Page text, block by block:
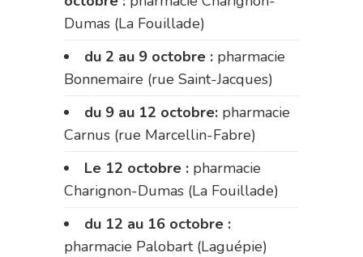
Dumas (La Fouillade)
du 2 au 9 octobre : pharmacie
Bonnemaire (rue Saint-Jacques)
du 9 au 12 octobre: pharmacie
Carnus (rue Marcellin-Fabre)
Le 12 octobre : pharmacie
Charignon-Dumas (La Fouillade)
du 12 au 16 octobre :
pharmacie Palobart (Laguépie)